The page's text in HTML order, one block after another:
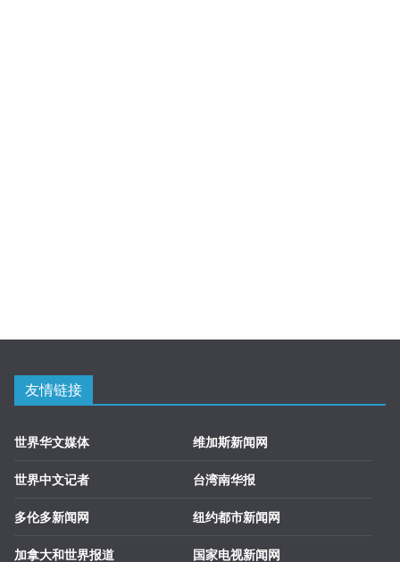
友情链接
世界华文媒体
世界中文记者
多伦多新闻网
加拿大和世界报道
维加斯新闻网
台湾南华报
纽约都市新闻网
国家电视新闻网